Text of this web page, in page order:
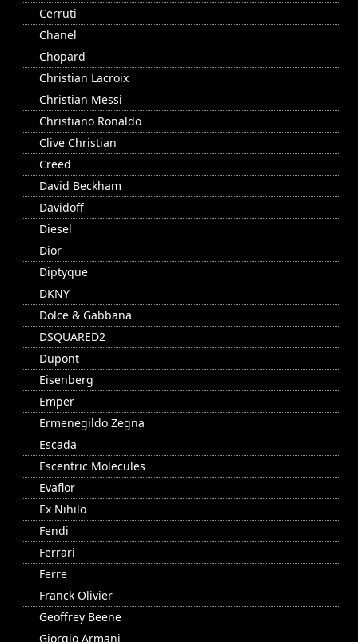
Cerruti
Chanel
Chopard
Christian Lacroix
Christian Messi
Christiano Ronaldo
Clive Christian
Creed
David Beckham
Davidoff
Diesel
Dior
Diptyque
DKNY
Dolce & Gabbana
DSQUARED2
Dupont
Eisenberg
Emper
Ermenegildo Zegna
Escada
Escentric Molecules
Evaflor
Ex Nihilo
Fendi
Ferrari
Ferre
Franck Olivier
Geoffrey Beene
Giorgio Armani